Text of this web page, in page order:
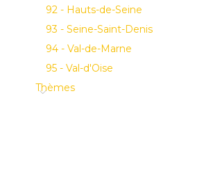
92 - Hauts-de-Seine
93 - Seine-Saint-Denis
94 - Val-de-Marne
95 - Val-d'Oise
Thèmes